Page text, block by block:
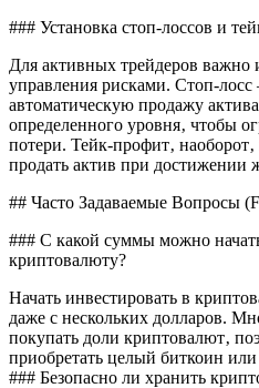
### Установка стоп-лоссов и
Для активных трейдеров важно
управления рисками. Стоп-
автоматическую продажу
определенного уровня‚ чтобы
потери. Тейк-профит‚
продать актив при достижении
## Часто Задаваемые Вопросы
### С какой суммы можно
криптовалюту?
Начать инвестировать в
даже с нескольких долларов.
покупать доли криптовалют‚
приобретать целый биткоин
### Безопасно ли хранить